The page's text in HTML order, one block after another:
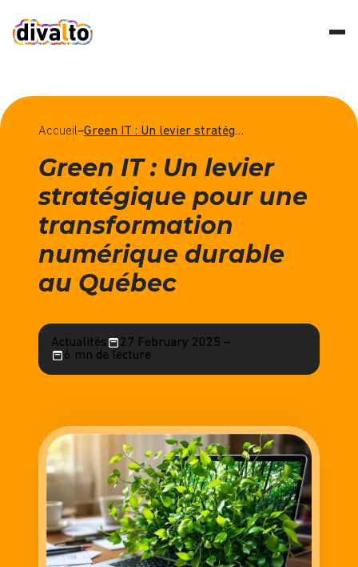
Accueil– Green IT : Un levier stratégique pour une transformation numérique durable au Québec
Green IT : Un levier
stratégique pour une
transformation
numérique durable
au Québec
Actualités
27 February 2025 –
6 mn de lecture